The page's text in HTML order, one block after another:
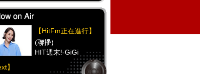
【FB臉書粉絲團】等你加入！
業《DJ推薦》好音樂千萬別錯過！
報報 最新優惠訊息都在這！
【HitFm正在進行】
(聯播)
HIT週末!-GiGi
】